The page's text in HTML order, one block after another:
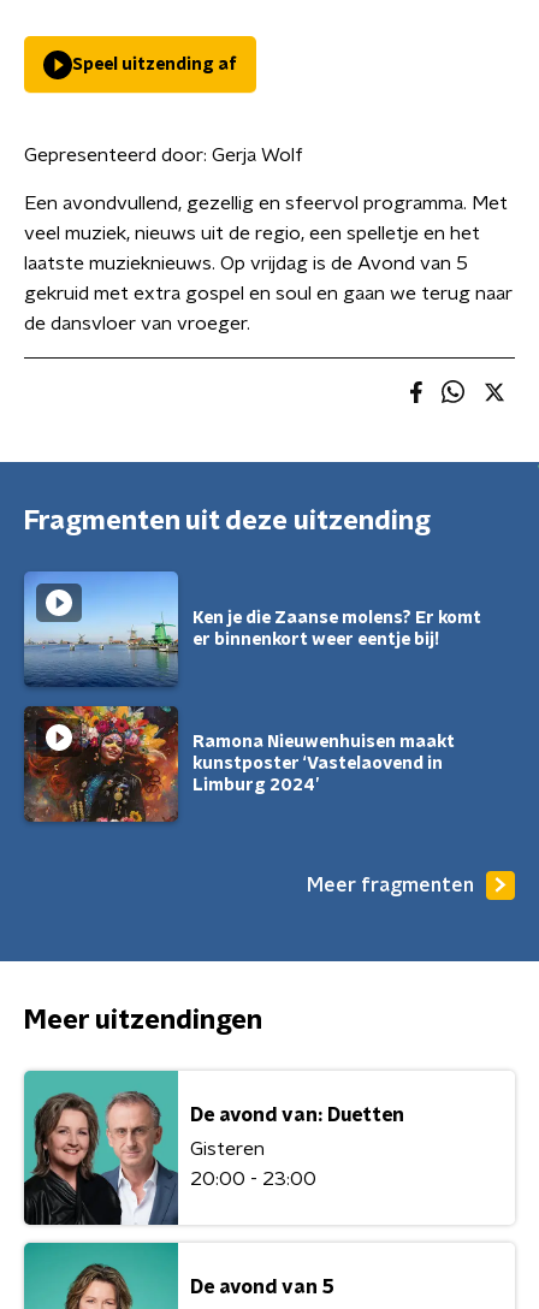
Speel uitzending af
Gepresenteerd door: Gerja Wolf
Een avondvullend, gezellig en sfeervol programma. Met
veel muziek, nieuws uit de regio, een spelletje en het
laatste muzieknieuws. Op vrijdag is de Avond van 5
gekruid met extra gospel en soul en gaan we terug naar
de dansvloer van vroeger.
Fragmenten uit deze uitzending
Ken je die Zaanse molens? Er komt
er binnenkort weer eentje bij!
Ramona Nieuwenhuisen maakt
kunstposter ‘Vastelaovend in
Limburg 2024’
Meer fragmenten
Meer uitzendingen
De avond van: Duetten
Gisteren
20:00 - 23:00
De avond van 5